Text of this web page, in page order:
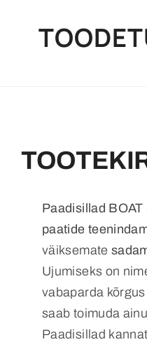
Paadisillad BOAT
paatide
väiksemate
Ujumiseks on
vabaparda
saab toimuda
Paadisillad